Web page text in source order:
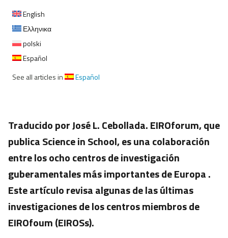
English
Ελληνικα
polski
Español
See all articles in
Español
Traducido por José L. Cebollada. EIROforum, que
publica Science in School, es una colaboración
entre los ocho centros de investigación
guberamentales más importantes de Europa .
Este artículo revisa algunas de las últimas
investigaciones de los centros miembros de
EIROfoum (EIROSs).